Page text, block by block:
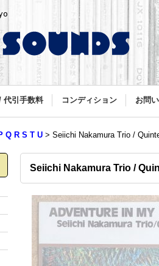
代引手数料 コンディション お問
Q R S T U > Seiichi Nakamura Trio /
Seiichi Nakamura Trio /